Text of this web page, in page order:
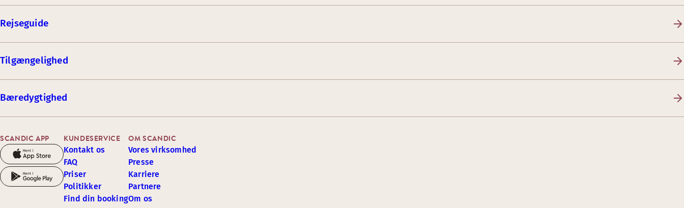
Rejseguide
Tilgængelighed
Bæredygtighed
SCANDIC APP KUNDESERVICE
Kontakt os
FAQ
Priser
Politikker
Find din booking
OM SCANDIC
Vores virksomhed
Presse
Karriere
Partnere
Om os